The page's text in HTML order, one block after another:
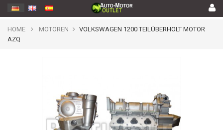
HOME MOTOREN
VOLKSWAGEN 1200 TEILÜBERHOLT MOTOR
AZQ